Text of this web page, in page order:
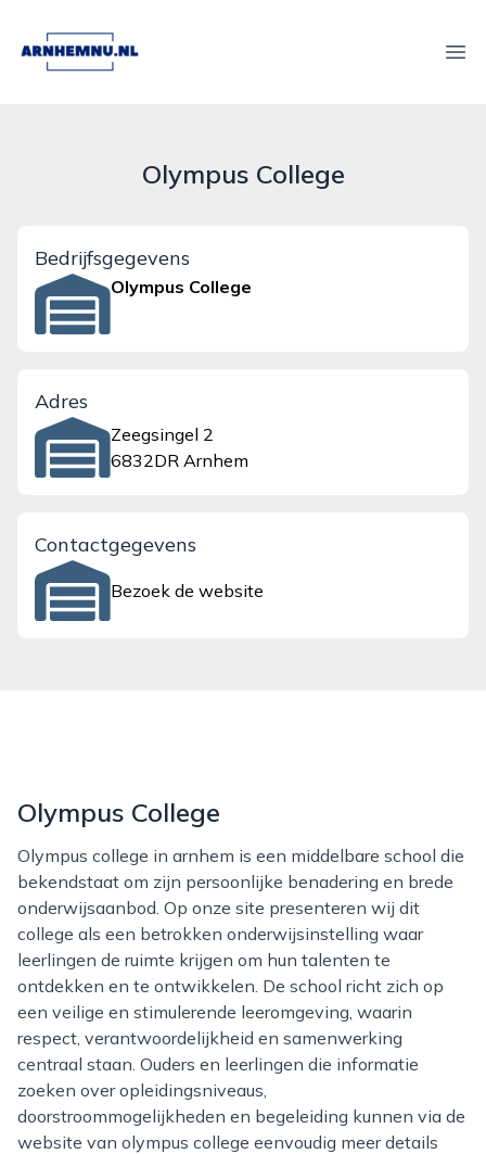
arnhemnu.nl
Olympus College
Bedrijfsgegevens
Olympus College
Adres
Zeegsingel 2
6832DR Arnhem
Contactgegevens
Bezoek de website
Olympus College
Olympus college in arnhem is een middelbare school die
bekendstaat om zijn persoonlijke benadering en brede
onderwijsaanbod. Op onze site presenteren wij dit
college als een betrokken onderwijsinstelling waar
leerlingen de ruimte krijgen om hun talenten te
ontdekken en te ontwikkelen. De school richt zich op
een veilige en stimulerende leeromgeving, waarin
respect, verantwoordelijkheid en samenwerking
centraal staan. Ouders en leerlingen die informatie
zoeken over opleidingsniveaus,
doorstroommogelijkheden en begeleiding kunnen via de
website van olympus college eenvoudig meer details